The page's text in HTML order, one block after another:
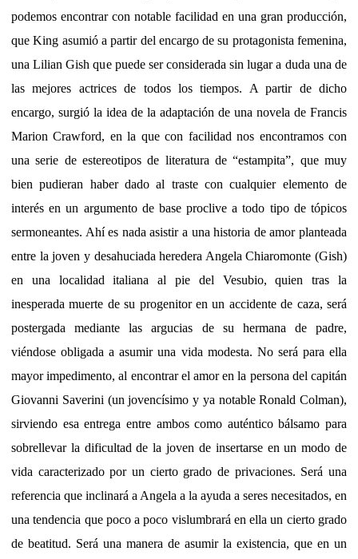
podemos encontrar con notable facilidad en una gran producción,
que King asumió a partir del encargo de su protagonista femenina,
una Lilian Gish que puede ser considerada sin lugar a duda una de
las mejores actrices de todos los tiempos. A partir de dicho
encargo, surgió la idea de la adaptación de una novela de Francis
Marion Crawford, en la que con facilidad nos encontramos con
una serie de estereotipos de literatura de “estampita”, que muy
bien pudieran haber dado al traste con cualquier elemento de
interés en un argumento de base proclive a todo tipo de tópicos
sermoneantes. Ahí es nada asistir a una historia de amor planteada
entre la joven y desahuciada heredera Angela Chiaromonte (Gish)
en una localidad italiana al pie del Vesubio, quien tras la
inesperada muerte de su progenitor en un accidente de caza, será
postergada mediante las argucias de su hermana de padre,
viéndose obligada a asumir una vida modesta. No será para ella
mayor impedimento, al encontrar el amor en la persona del capitán
Giovanni Saverini (un jovencísimo y ya notable Ronald Colman),
sirviendo esa entrega entre ambos como auténtico bálsamo para
sobrellevar la dificultad de la joven de insertarse en un modo de
vida caracterizado por un cierto grado de privaciones. Será una
referencia que inclinará a Angela a la ayuda a seres necesitados, en
una tendencia que poco a poco vislumbrará en ella un cierto grado
de beatitud. Será una manera de asumir la existencia, que en un